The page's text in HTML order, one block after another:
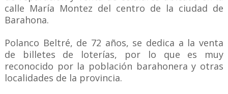
calle María Montez del centro de la ciudad de
Barahona.
Polanco Beltré, de 72 años, se dedica a la venta
de billetes de loterías, por lo que es muy
reconocido por la población barahonera y otras
localidades de la provincia.